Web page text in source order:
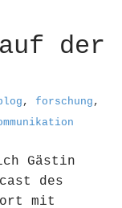
der
, forschung ,
Gästin
des
mit